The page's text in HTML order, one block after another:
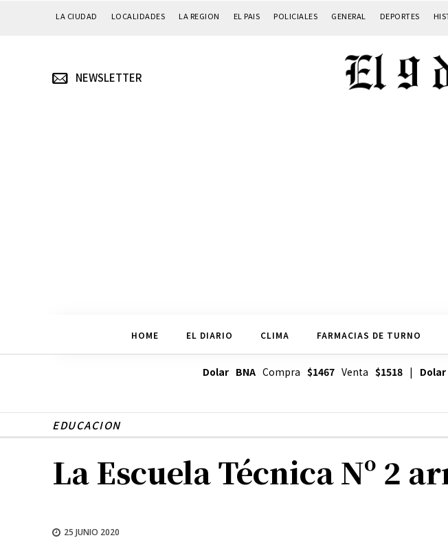
LA CIUDAD LOCALIDADES LA REGION EL PAIS POLICIALES GENERAL DEPORTES
NEWSLETTER
HOME EL DIARIO CLIMA FARMACIAS DE TURNO
Dolar BNACompra $1467Venta $1518|
EDUCACION
La Escuela Técnica Nº 2
25 JUNIO 2020